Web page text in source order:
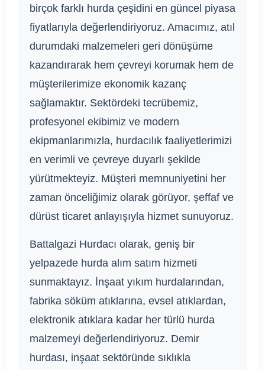
birçok farklı hurda çeşidini en güncel piyasa
fiyatlarıyla değerlendiriyoruz. Amacımız, atıl
durumdaki malzemeleri geri dönüşüme
kazandırarak hem çevreyi korumak hem de
müşterilerimize ekonomik kazanç
sağlamaktır. Sektördeki tecrübemiz,
profesyonel ekibimiz ve modern
ekipmanlarımızla, hurdacılık faaliyetlerimizi
en verimli ve çevreye duyarlı şekilde
yürütmekteyiz. Müşteri memnuniyetini her
zaman önceliğimiz olarak görüyor, şeffaf ve
dürüst ticaret anlayışıyla hizmet sunuyoruz.
Battalgazi Hurdacı olarak, geniş bir
yelpazede hurda alım satım hizmeti
sunmaktayız. İnşaat yıkım hurdalarından,
fabrika söküm atıklarına, evsel atıklardan,
elektronik atıklara kadar her türlü hurda
malzemeyi değerlendiriyoruz. Demir
hurdası, inşaat sektöründe sıklıkla